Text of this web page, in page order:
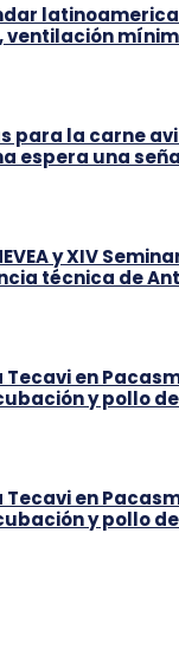
ventilación
para la carne
espera una
y XIV
técnica de
en
y pollo de
en
y pollo de